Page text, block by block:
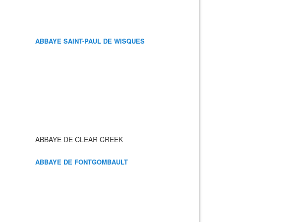
ABBAYE SAINT-PAUL DE WISQUES
ABBAYE DE CLEAR CREEK
ABBAYE DE FONTGOMBAULT